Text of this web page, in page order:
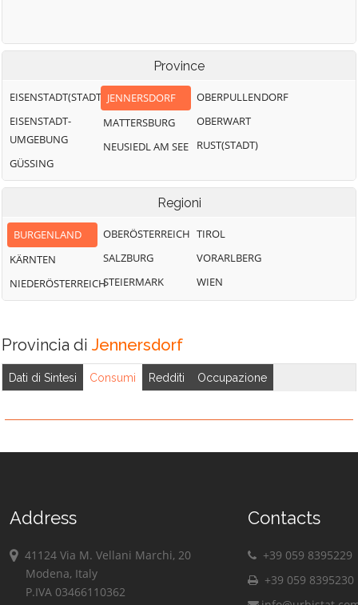
Province
EISENSTADT(STADT)
EISENSTADT-
UMGEBUNG
GÜSSING
JENNERSDORF
MATTERSBURG
NEUSIEDL AM SEE
OBERPULLENDORF
OBERWART
RUST(STADT)
Regioni
BURGENLAND
KÄRNTEN
NIEDERÖSTERREICH
OBERÖSTERREICH
SALZBURG
STEIERMARK
TIROL
VORARLBERG
WIEN
Provincia di Jennersdorf
Dati di Sintesi Consumi Redditi Occupazione
Address
41124 Via M. Vellani Marchi, 20
Modena, Italy
P.IVA 03466110362
Contacts
+39 059 8395229
+39 059 8395230